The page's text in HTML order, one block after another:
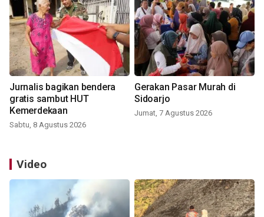
Jurnalis bagikan bendera
gratis sambut HUT
Kemerdekaan
Sabtu, 8 Agustus 2026
Gerakan Pasar Murah di
Sidoarjo
Jumat, 7 Agustus 2026
Video